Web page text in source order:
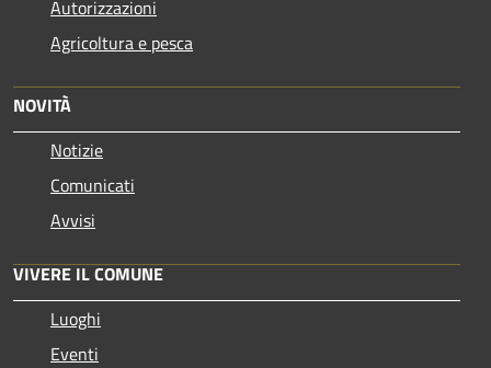
Autorizzazioni
Agricoltura e pesca
NOVITÀ
Notizie
Comunicati
Avvisi
VIVERE IL COMUNE
Luoghi
Eventi